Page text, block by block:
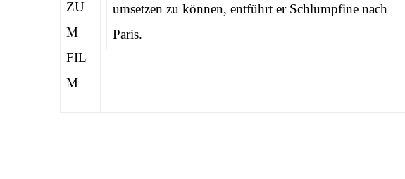
umsetzen zu können, entführt er Schlumpfine nach
Paris.